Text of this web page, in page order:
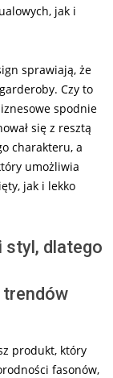
jak i
sprawiają, że
Czy to
spodnie
się z resztą
charakteru, a
umożliwia
jak i lekko
styl, dlatego
produkt, który
fasonów,